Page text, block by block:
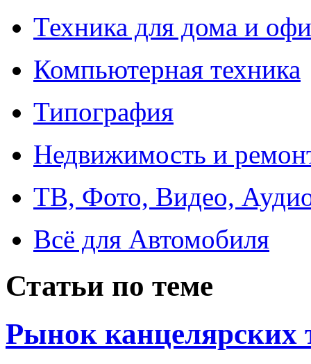
Техника для дома и
Компьютерная техника
Типография
Недвижимость и
ТВ, Фото, Видео,
Всё для Автомобиля
Статьи по теме
Рынок канцелярских